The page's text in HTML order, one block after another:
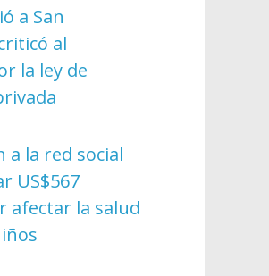
a San
al
la ley de
a la red social
US$567
afectar la salud